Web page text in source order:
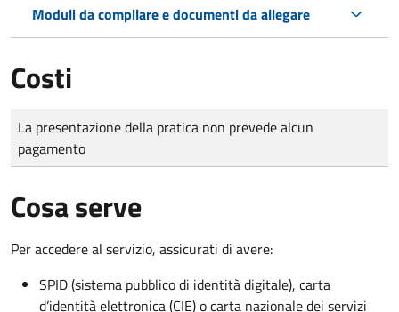
Moduli da compilare e documenti da allegare
Costi
Tipo di pagamento
Importo
La presentazione della pratica non prevede alcun
pagamento
Cosa serve
Per accedere al servizio, assicurati di avere:
SPID (sistema pubblico di identità digitale), carta
d’identità elettronica (CIE) o carta nazionale dei servizi